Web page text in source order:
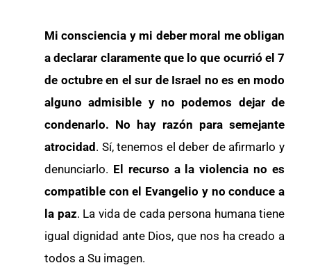
Mi consciencia y mi deber moral me obligan
a declarar claramente que lo que ocurrió el 7
de octubre en el sur de Israel no es en modo
alguno admisible y no podemos dejar de
condenarlo. No hay razón para semejante
atrocidad. Sí, tenemos el deber de afirmarlo y
denunciarlo. El recurso a la violencia no es
compatible con el Evangelio y no conduce a
la paz. La vida de cada persona humana tiene
igual dignidad ante Dios, que nos ha creado a
todos a Su imagen.